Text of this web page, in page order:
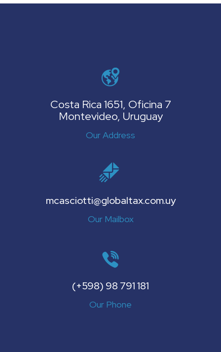
Costa Rica 1651, Oficina 7
Montevideo, Uruguay
Our Address
mcasciotti@globaltax.com.uy
Our Mailbox
(+598) 98 791 181
Our Phone